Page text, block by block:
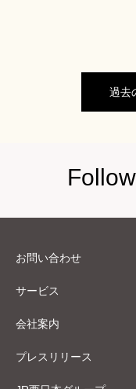
過去
お問い合わせ
サービス
会社案内
プレスリリース